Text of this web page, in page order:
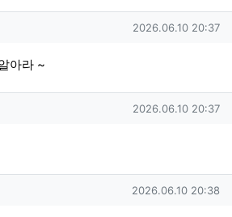
댓글 작성일
2026.06.10 20:37
아라 ~
댓글 작성일
2026.06.10 20:37
댓글 작성일
2026.06.10 20:38